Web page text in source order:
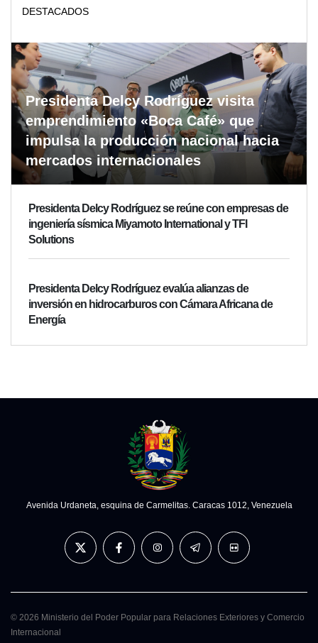
DESTACADOS
Presidenta Delcy Rodríguez visita
emprendimiento «Boca Café» que
impulsa la producción nacional hacia
mercados internacionales
Presidenta Delcy Rodríguez se reúne con empresas de
ingeniería sísmica Miyamoto International y TFI
Solutions
Presidenta Delcy Rodríguez evalúa alianzas de
inversión en hidrocarburos con Cámara Africana de
Energía
Avenida Urdaneta, esquina de Carmelitas. Caracas 1012, Venezuela
© 2026 Ministerio del Poder Popular para Relaciones Exteriores y Comercio
Internacional